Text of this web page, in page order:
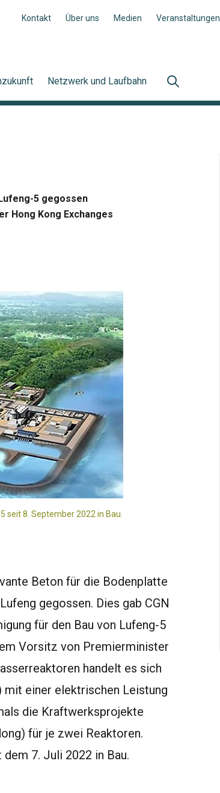
Kontakt Über uns Medien Veranstaltungen
Netzwerk und Laufbahn
5 gegossen
Hong Kong Exchanges
seit 8. September 2022 in Bau.
Beton für die Bodenplatte
gegossen. Dies gab CGN
für den Bau von Lufeng-5
Vorsitz von Premierminister
handelt es sich
mit einer elektrischen Leistung
die Kraftwerksprojekte
für je zwei Reaktoren.
7. Juli 2022 in Bau.